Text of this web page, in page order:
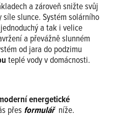
a zároveň snižte svůj
síle slunce. Systém solárního
a tak i velice
a převážně slunném
od jara do podzimu
teplé vody v domácnosti. ​​
energetické
přes formulářníže.